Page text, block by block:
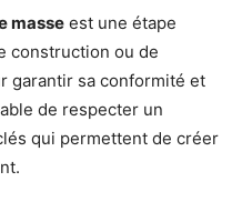
masse est une étape
construction ou de
garantir sa conformité et
de respecter un
qui permettent de créer